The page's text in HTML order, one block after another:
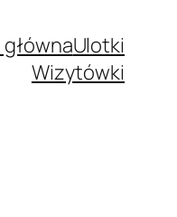
Ulotki
Wizytówki